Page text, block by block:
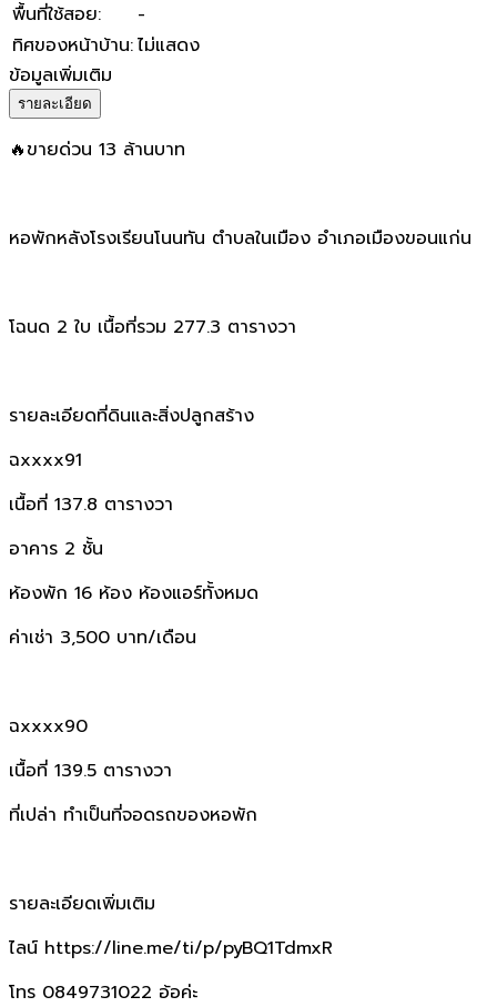
พื้นที่ใช้สอย:
-
ทิศของหน้าบ้าน:ไม่แสดง
ข้อมูลเพิ่มเติม
รายละเอียด
🔥ขายด่วน 13 ล้านบาท
หอพักหลังโรงเรียนโนนทัน ตำบลในเมือง อำเภอเมืองขอนแก่น
โฉนด 2 ใบ เนื้อที่รวม 277.3 ตารางวา
รายละเอียดที่ดินและสิ่งปลูกสร้าง
ฉxxxx91
เนื้อที่ 137.8 ตารางวา
อาคาร 2 ชั้น
ห้องพัก 16 ห้อง ห้องแอร์ทั้งหมด
ค่าเช่า 3,500 บาท/เดือน
ฉxxxx90
เนื้อที่ 139.5 ตารางวา
ที่เปล่า ทำเป็นที่จอดรถของหอพัก
รายละเอียดเพิ่มเติม
ไลน์ https://line.me/ti/p/pyBQ1TdmxR
โทร 0849731022 อ้อค่ะ